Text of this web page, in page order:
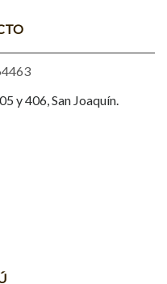
y 406, San Joaquín.